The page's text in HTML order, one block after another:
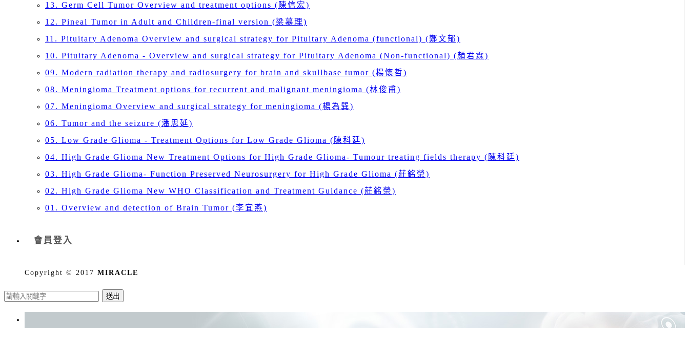
13. Germ Cell Tumor Overview and treatment options (陳信宏)
12. Pineal Tumor in Adult and Children-final version (梁慕理)
11. Pituitary Adenoma Overview and surgical strategy for Pituitary Adenoma (functional) (鄭文郁)
10. Pituitary Adenoma - Overview and surgical strategy for Pituitary Adenoma (Non-functional) (顏君霖)
09. Modern radiation therapy and radiosurgery for brain and skullbase tumor (楊懷哲)
08. Meningioma Treatment options for recurrent and malignant meningioma (林俊甫)
07. Meningioma Overview and surgical strategy for meningioma (楊為巽)
06. Tumor and the seizure (潘思延)
05. Low Grade Glioma - Treatment Options for Low Grade Glioma (陳科廷)
04. High Grade Glioma New Treatment Options for High Grade Glioma- Tumour treating fields therapy (陳科廷)
03. High Grade Glioma- Function Preserved Neurosurgery for High Grade Glioma (莊銘榮)
02. High Grade Glioma New WHO Classification and Treatment Guidance (莊銘榮)
01. Overview and detection of Brain Tumor (李宜燕)
會員登入
Copyright © 2017 MIRACLE
送出